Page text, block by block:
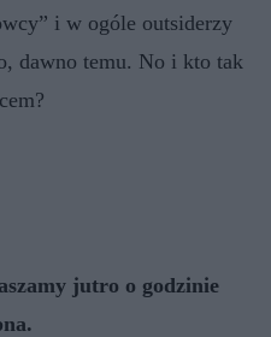
i w ogóle outsiderzy
dawno temu. No i kto tak
jutro o godzinie